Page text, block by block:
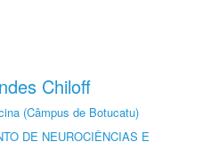
Chiloff
(Câmpus de Botucatu)
DE NEUROCIÊNCIAS E